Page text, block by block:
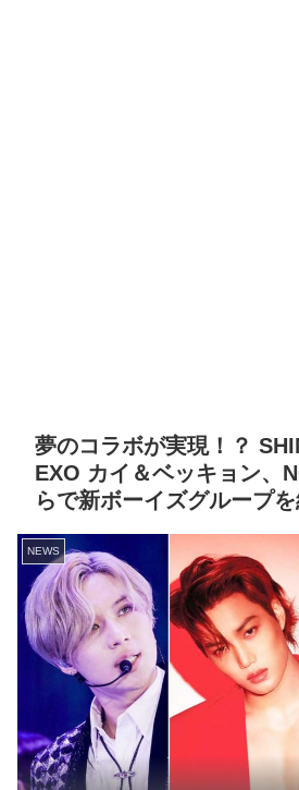
夢のコラボが実現！？
EXO カイ＆ベッキョン、
らで新ボーイズグループ
NEWS